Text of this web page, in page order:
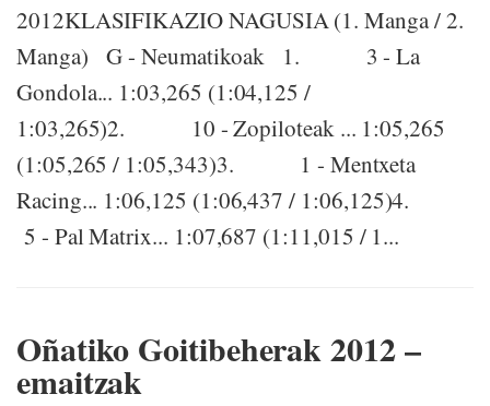
2012KLASIFIKAZIO NAGUSIA (1. Manga / 2.
Manga) G - Neumatikoak 1. 3 - La
Gondola... 1:03,265 (1:04,125 /
1:03,265)2. 10 - Zopiloteak ... 1:05,265
(1:05,265 / 1:05,343)3. 1 - Mentxeta
Racing... 1:06,125 (1:06,437 / 1:06,125)4.
5 - Pal Matrix... 1:07,687 (1:11,015 / 1...
Oñatiko Goitibeherak 2012 –
emaitzak